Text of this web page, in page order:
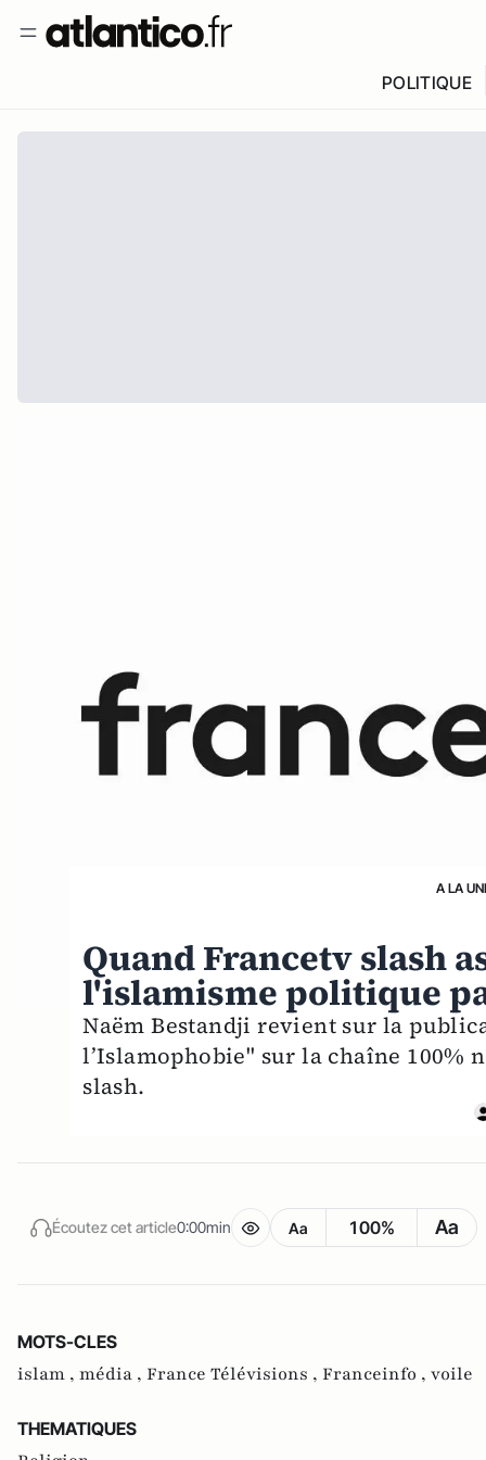
POLITIQUE
A LA
Quand Francetv slash
l'islamisme politique
Naëm Bestandji revient sur la
l’Islamophobie" sur la chaîne 100%
slash.
Écoutez cet article0:00min Aa 100% Aa
MOTS-CLES
islam , média , France Télévisions , Franceinfo , voile
THEMATIQUES